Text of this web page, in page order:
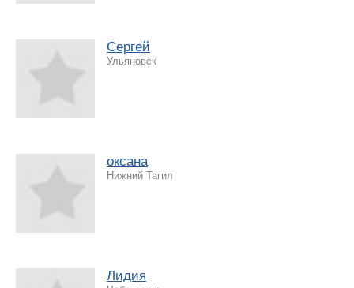
Сергей
Ульяновск
оксана
Нижний Тагил
Лидия